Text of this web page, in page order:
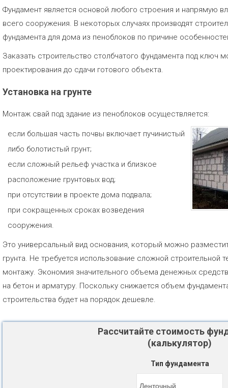
Фундамент является основой любого строения и напрямую
всего сооружения. В некоторых случаях производят
фундамента для дома из пеноблоков по причине
Заказать строительство столбчатого фундамента под ключ
проектирования до сдачи готового объекта.
Установка на грунте
Монтаж свай под здание из пеноблоков осуществляется:
если большая часть почвы включает пучинистый
либо болотистый грунт;
если сложный рельеф участка и близкое
расположение грунтовых вод;
при отсутствии в проекте дома подвала;
при сокращенных сроках возведения
сооружения.
Это универсальный вид основания, который можно
грунта. Не требуется использование сложной строительной
монтажу. Экономия значительного объема денежных
на бетон и арматуру. Поскольку снижается объем
строительства будет на порядок дешевле.
Рассчитайте стоимость
(калькулятор)
Тип фундамента